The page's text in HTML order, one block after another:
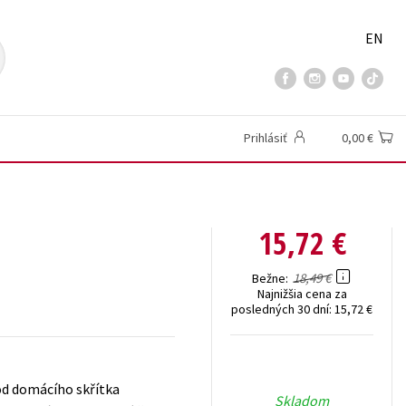
EN
Prihlásiť 0,00 €
domácího skřítka
15,72 €
Bežne 18,49 €
Najnižšia cena za
posledných 30 dní: 15,72 €
Skladom